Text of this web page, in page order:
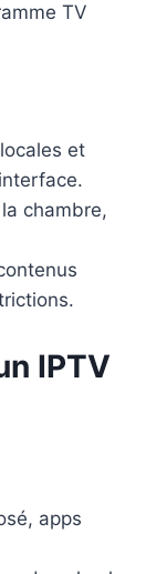
TV
et
chambre,
IPTV
apps